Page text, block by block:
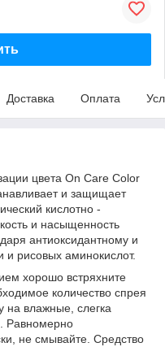
Доставка Оплата
цвета On Care Сolor
и защищает
кислотно -
и насыщенность
антиоксидантному и
и рисовых аминокислот.
хорошо встряхните
количество спрея
на влажные, слегка
Равномерно
не смывайте. Средство